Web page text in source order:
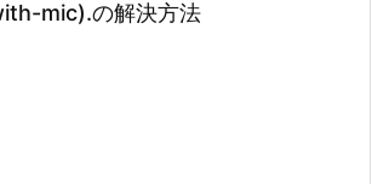
mic).の解決方法